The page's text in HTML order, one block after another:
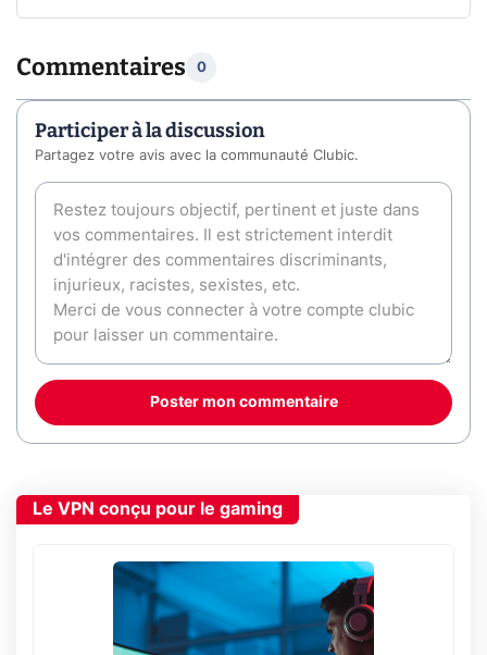
Commentaires 0
Participer à la discussion
Partagez votre avis avec la communauté Clubic.
Poster mon commentaire
Le VPN conçu pour le gaming